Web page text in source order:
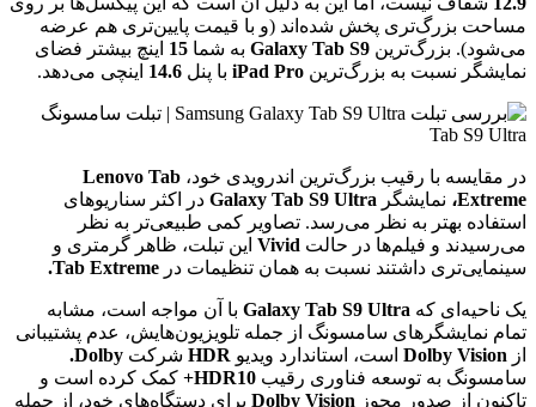
مساحت بزرگ‌تری پخش شده‌اند (و با قیمت پایین‌تری هم عرضه
می‌شود). بزرگ‌ترین Galaxy Tab S9 به شما 15 اینچ بیشتر فضای
نمایشگر نسبت به بزرگ‌ترین iPad Pro با پنل 14.6 اینچی می‌دهد.
در مقایسه با رقیب بزرگ‌ترین اندرویدی خود، Lenovo Tab
Extreme، نمایشگر Galaxy Tab S9 Ultra در اکثر سناریوهای
استفاده بهتر به نظر می‌رسد. تصاویر کمی طبیعی‌تر به نظر
می‌رسیدند و فیلم‌ها در حالت Vivid این تبلت، ظاهر گرمتری و
سینمایی‌تری داشتند نسبت به همان تنظیمات در Tab Extreme.
یک ناحیه‌ای که Galaxy Tab S9 Ultra با آن مواجه است، مشابه
تمام نمایشگرهای سامسونگ از جمله تلویزیون‌هایش، عدم پشتیبانی
از Dolby Vision است، استاندارد ویدیو HDR شرکت Dolby.
سامسونگ به توسعه فناوری رقیب HDR10+
کمک کرده است و
تاکنون از صدور مجوز Dolby Vision برای دستگاه‌های خود، از جمله